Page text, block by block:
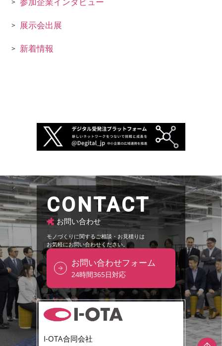
展示会出展
新着情報
CONTACT
お問い合わせ
モノづくりに関するご相談・お見積りは
お気軽にお問い合わせください。
お問い合わせフォーム
24時間365日対応
I-OTA合同会社